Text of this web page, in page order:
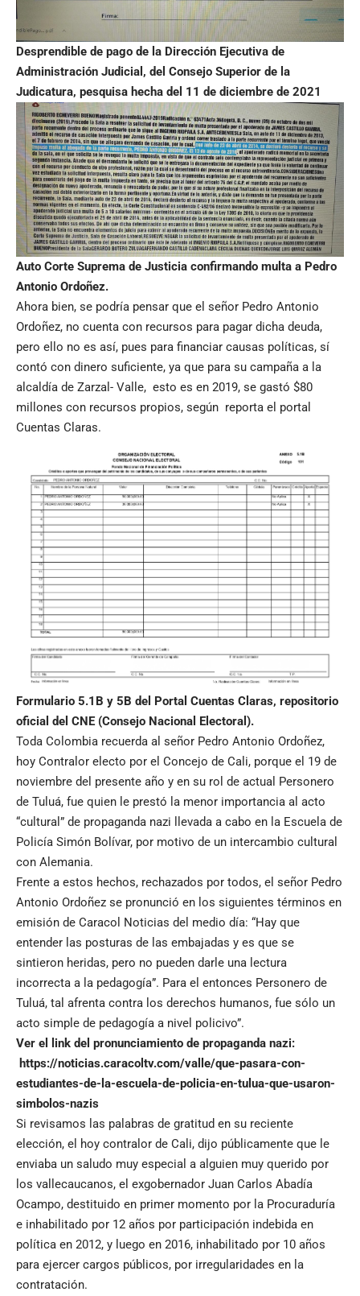
Desprendible de pago de la Dirección Ejecutiva de
Administración Judicial, del Consejo Superior de la
Judicatura, pesquisa hecha del 11 de diciembre de 2021
Auto Corte Suprema de Justicia confirmando multa a Pedro
Antonio Ordoñez.
Ahora bien, se podría pensar que el señor Pedro Antonio
Ordoñez, no cuenta con recursos para pagar dicha deuda,
pero ello no es así, pues para financiar causas políticas, sí
contó con dinero suficiente, ya que para su campaña a la
alcaldía de Zarzal- Valle, esto es en 2019, se gastó $80
millones con recursos propios, según reporta el portal
Cuentas Claras.
Formulario 5.1B y 5B del Portal Cuentas Claras, repositorio
oficial del CNE (Consejo Nacional Electoral).
Toda Colombia recuerda al señor Pedro Antonio Ordoñez,
hoy Contralor electo por el Concejo de Cali, porque el 19 de
noviembre del presente año y en su rol de actual Personero
de Tuluá, fue quien le prestó la menor importancia al acto
“cultural” de propaganda nazi llevada a cabo en la Escuela de
Policía Simón Bolívar, por motivo de un intercambio cultural
con Alemania.
Frente a estos hechos, rechazados por todos, el señor Pedro
Antonio Ordoñez se pronunció en los siguientes términos en
emisión de Caracol Noticias del medio día: “Hay que
entender las posturas de las embajadas y es que se
sintieron heridas, pero no pueden darle una lectura
incorrecta a la pedagogía”. Para el entonces Personero de
Tuluá, tal afrenta contra los derechos humanos, fue sólo un
acto simple de pedagogía a nivel policivo”.
Ver el link del pronunciamiento de propaganda nazi:
https://noticias.caracoltv.com/valle/que-pasara-con-
estudiantes-de-la-escuela-de-policia-en-tulua-que-usaron-
simbolos-nazis
Si revisamos las palabras de gratitud en su reciente
elección, el hoy contralor de Cali, dijo públicamente que le
enviaba un saludo muy especial a alguien muy querido por
los vallecaucanos, el exgobernador Juan Carlos Abadía
Ocampo, destituido en primer momento por la Procuraduría
e inhabilitado por 12 años por participación indebida en
política en 2012, y luego en 2016, inhabilitado por 10 años
para ejercer cargos públicos, por irregularidades en la
contratación.